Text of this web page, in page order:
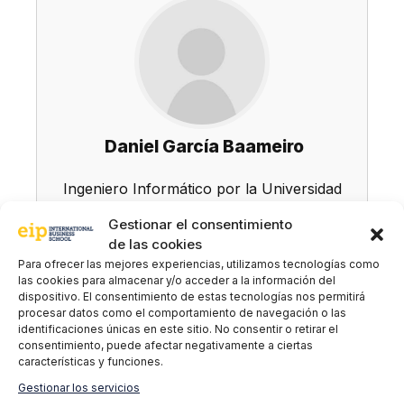
Gestionar el consentimiento
de las cookies
Para ofrecer las mejores experiencias, utilizamos tecnologías como
las cookies para almacenar y/o acceder a la información del
dispositivo. El consentimiento de estas tecnologías nos permitirá
procesar datos como el comportamiento de navegación o las
identificaciones únicas en este sitio. No consentir o retirar el
consentimiento, puede afectar negativamente a ciertas
características y funciones.
Gestionar los servicios
Daniel García Baameiro
Ingeniero Informático por la Universidad
Ciberseguridad
Suscríbete a nuestra newsletter para estar
al día de todas las novedades